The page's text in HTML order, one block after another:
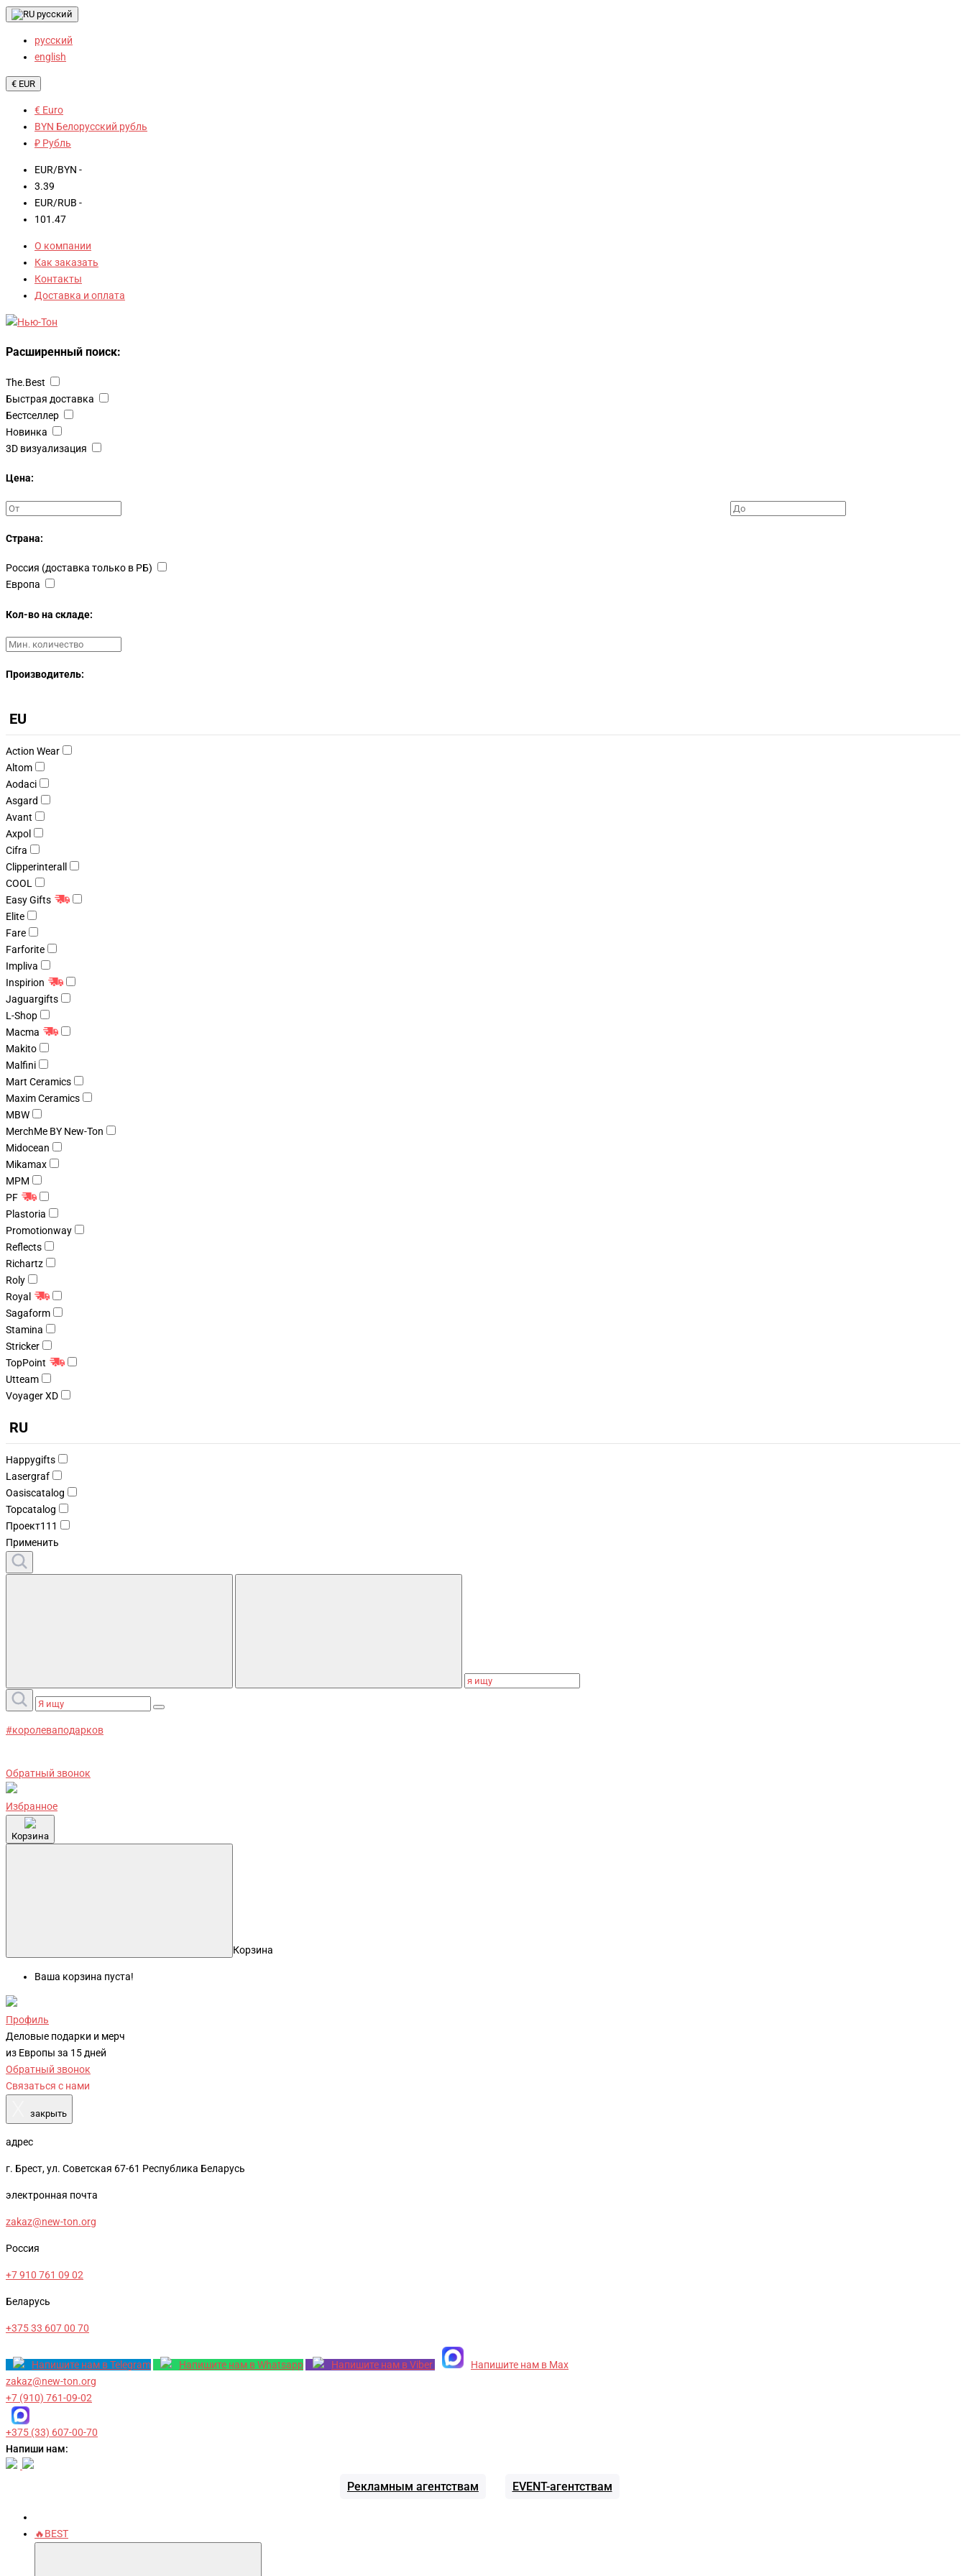
русский
русский
english
€ EUR
€ Euro
BYN Белорусский рубль
₽ Рубль
EUR/BYN -
3.39
EUR/RUB -
101.47
О компании
Как заказать
Контакты
Доставка и оплата
Расширенный поиск:
The.Best
Быстрая доставка
Бестселлер
Новинка
3D визуализация
Цена:
Страна:
Россия (доставка только в РБ)
Европа
Кол-во на складе:
Производитель:
EU
Action Wear
Altom
Aodaci
Asgard
Avant
Axpol
Cifra
Clipperinterall
COOL
Easy Gifts
Elite
Fare
Farforite
Impliva
Inspirion
Jaguargifts
L-Shop
Macma
Makito
Malfini
Mart Ceramics
Maxim Ceramics
MBW
MerchMe BY New-Ton
Midocean
Mikamax
MPM
PF
Plastoria
Promotionway
Reflects
Richartz
Roly
Royal
Sagaform
Stamina
Stricker
TopPoint
Utteam
Voyager XD
RU
Happygifts
Lasergraf
Oasiscatalog
Topcatalog
Проект111
Применить
#королеваподарков
Обратный звонок
Избранное
Корзина
Корзина
Ваша корзина пуста!
Профиль
Деловые подарки и мерч
из Европы за 15 дней
Обратный звонок
Связаться с нами
закрыть
адрес
г. Брест, ул. Советская 67-61 Республика Беларусь
электронная почта
zakaz@new-ton.org
Россия
+7 910 761 09 02
Беларусь
+375 33 607 00 70
Напишите нам в Telegram Напишите нам в Whatsapp Напишите нам в Viber
Напишите нам в Max
zakaz@new-ton.org
+7 (910) 761-09-02
+375 (33) 607-00-70
Напиши нам:
Рекламным агентствам EVENT-агентствам
🔥BEST